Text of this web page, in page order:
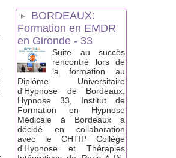
BORDEAUX:
Formation en EMDR
en Gironde - 33
Suite au succès
rencontré lors de
la formation au
Diplôme Universitaire
d'Hypnose de Bordeaux,
Hypnose 33, Institut de
Formation en Hypnose
Médicale à Bordeaux a
décidé en collaboration
avec le CHTIP Collège
d'Hypnose et Thérapies